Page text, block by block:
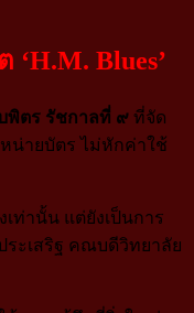
Blues’
พิตร รัชกาลที่ ๙ ที่จัด
น่ายบัตร ไม่หักค่าใช้
ท่านั้น แต่ยังเป็นการ
ระเสริฐ คณบดีวิทยาลัย